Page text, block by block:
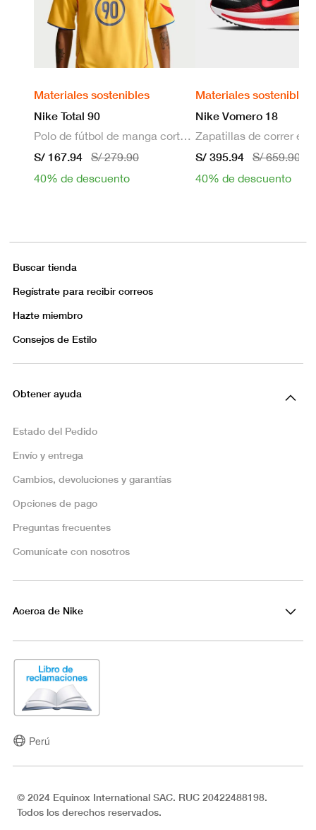
Materiales sostenibles
Nike Total 90
Polo de fútbol de manga corta Dri-FIT para hombre
S/ 167.94
S/ 279.90
40% de descuento
Materiales sostenibles
Nike Vomero 18
S/ 395.94
S/ 659.90
40% de descuento
Buscar tienda
Regístrate para recibir correos
Hazte miembro
Consejos de Estilo
Obtener ayuda
Estado del Pedido
Envío y entrega
Cambios, devoluciones y garantías
Opciones de pago
Preguntas frecuentes
Comunícate con nosotros
Acerca de Nike
Perú
© 2024 Equinox International SAC. RUC 20422488198.
Todos los derechos reservados.